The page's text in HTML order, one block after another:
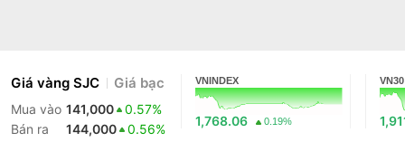
Giá vàng SJC Giá bạc
Mua vào 141,000
0.57%
Bán ra
144,000 0.56%
VNINDEX
1,768.06 0.19%
VN30